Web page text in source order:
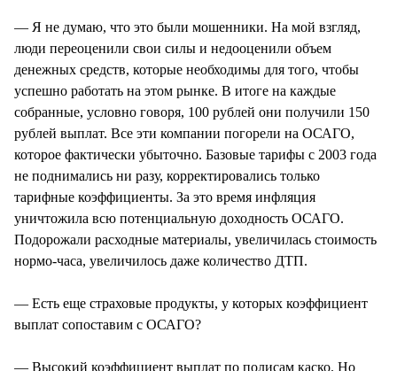
— Я не думаю, что это были мошенники. На мой взгляд,
люди переоценили свои силы и недооценили объем
денежных средств, которые необходимы для того, чтобы
успешно работать на этом рынке. В итоге на каждые
собранные, условно говоря, 100 рублей они получили 150
рублей выплат. Все эти компании погорели на ОСАГО,
которое фактически убыточно. Базовые тарифы с 2003 года
не поднимались ни разу, корректировались только
тарифные коэффициенты. За это время инфляция
уничтожила всю потенциальную доходность ОСАГО.
Подорожали расходные материалы, увеличилась стоимость
нормо-часа, увеличилось даже количество ДТП.
— Есть еще страховые продукты, у которых коэффициент
выплат сопоставим с ОСАГО?
— Высокий коэффициент выплат по полисам каско. Но